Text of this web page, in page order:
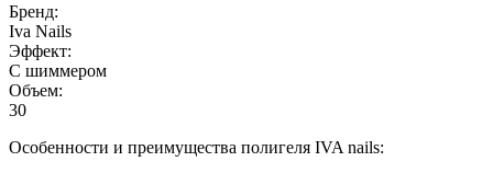
Бренд:
Iva Nails
Эффект:
С шиммером
Объем:
30
Особенности и преимущества полигеля IVA nails: